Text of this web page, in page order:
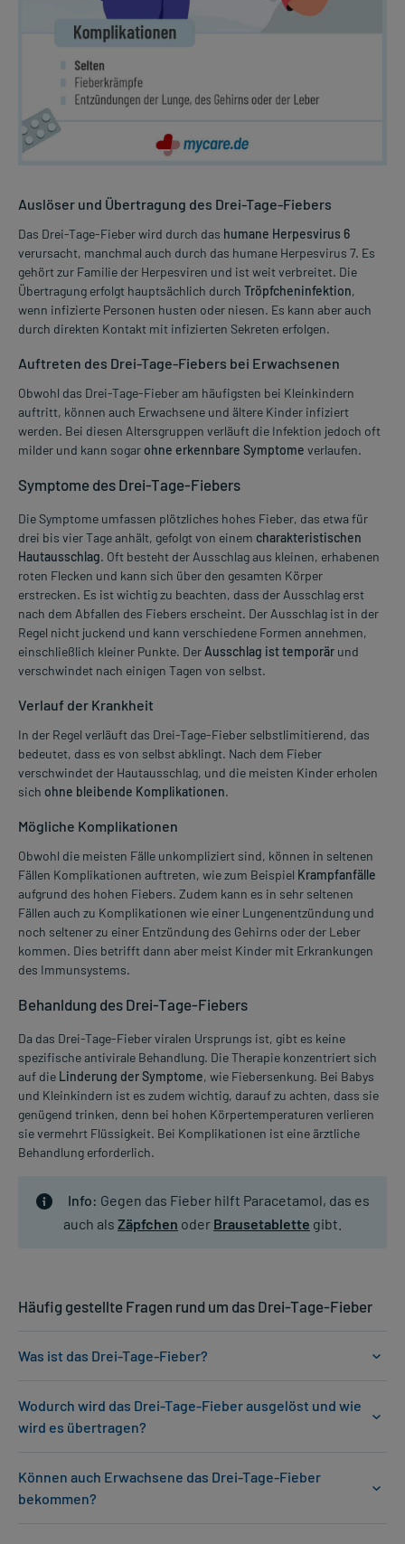
Auslöser und Übertragung des Drei-Tage-Fiebers
Das Drei-Tage-Fieber wird durch das humane Herpesvirus 6
verursacht, manchmal auch durch das humane Herpesvirus 7. Es
gehört zur Familie der Herpesviren und ist weit verbreitet. Die
Übertragung erfolgt hauptsächlich durch Tröpfcheninfektion,
wenn infizierte Personen husten oder niesen. Es kann aber auch
durch direkten Kontakt mit infizierten Sekreten erfolgen.
Auftreten des Drei-Tage-Fiebers bei Erwachsenen
Obwohl das Drei-Tage-Fieber am häufigsten bei Kleinkindern
auftritt, können auch Erwachsene und ältere Kinder infiziert
werden. Bei diesen Altersgruppen verläuft die Infektion jedoch oft
milder und kann sogarohne erkennbare Symptome verlaufen.
Symptome des Drei-Tage-Fiebers
Die Symptome umfassen plötzliches hohes Fieber, das etwa für
drei bis vier Tage anhält, gefolgt von einem charakteristischen
Hautausschlag. Oft besteht der Ausschlag aus kleinen, erhabenen
roten Flecken und kann sich über den gesamten Körper
erstrecken. Es ist wichtig zu beachten, dass der Ausschlag erst
nach dem Abfallen des Fiebers erscheint. Der Ausschlag ist in der
Regel nicht juckend und kann verschiedene Formen annehmen,
einschließlich kleiner Punkte. Der Ausschlag ist temporär und
verschwindet nach einigen Tagen von selbst.
Verlauf der Krankheit
In der Regel verläuft das Drei-Tage-Fieber selbstlimitierend, das
bedeutet, dass es von selbst abklingt. Nach dem Fieber
verschwindet der Hautausschlag, und die meisten Kinder erholen
sich ohne bleibende Komplikationen.
Mögliche Komplikationen
Obwohl die meisten Fälle unkompliziert sind, können in seltenen
Fällen Komplikationen auftreten, wie zum Beispiel Krampfanfälle
aufgrund des hohen Fiebers. Zudem kann es in sehr seltenen
Fällen auch zu Komplikationen wie einer Lungenentzündung und
noch seltener zu einer Entzündung des Gehirns oder der Leber
kommen. Dies betrifft dann aber meist Kinder mit Erkrankungen
des Immunsystems.
Behanldung des Drei-Tage-Fiebers
Da das Drei-Tage-Fieber viralen Ursprungs ist, gibt es keine
spezifische antivirale Behandlung. Die Therapie konzentriert sich
auf die Linderung der Symptome, wie Fiebersenkung. Bei Babys
und Kleinkindern ist es zudem wichtig, darauf zu achten, dass sie
genügend trinken, denn bei hohen Körpertemperaturen verlieren
sie vermehrt Flüssigkeit. Bei Komplikationen ist eine ärztliche
Behandlung erforderlich.
Info: Gegen das Fieber hilft Paracetamol, das es
auch als Zäpfchen oder Brausetablette gibt.
Häufig gestellte Fragen rund um das Drei-Tage-Fieber
Was ist das Drei-Tage-Fieber?
Wodurch wird das Drei-Tage-Fieber ausgelöst und wie
wird es übertragen?
Können auch Erwachsene das Drei-Tage-Fieber
bekommen?